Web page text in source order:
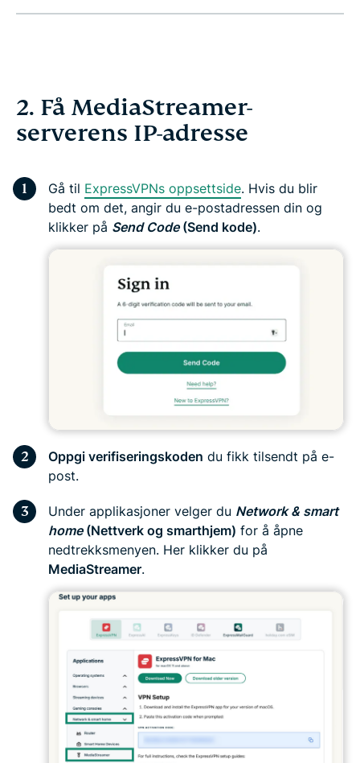
2. Få MediaStreamer-
serverens IP-adresse
Gå til ExpressVPNs oppsettside. Hvis du blir
bedt om det, angir du e-postadressen din og
klikker på Send Code(Send kode).
Oppgi verifiseringskoden du fikk tilsendt på e-
post.
Under applikasjoner velger du Network & smart
home(Nettverk og smarthjem) for å åpne
nedtrekksmenyen. Her klikker du på
MediaStreamer.